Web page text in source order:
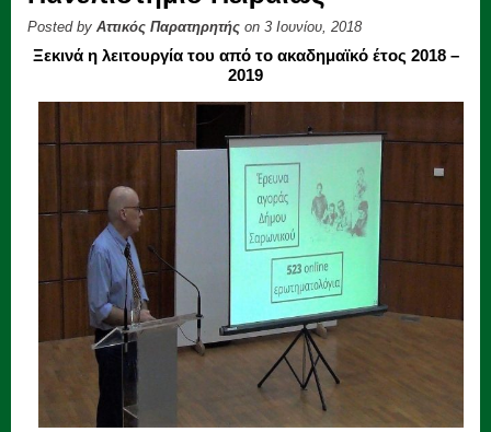
Posted by Αττικός Παρατηρητής on 3 Ιουνίου, 2018
Ξεκινά η λειτουργία του από το ακαδημαϊκό έτος 2018 –
2019